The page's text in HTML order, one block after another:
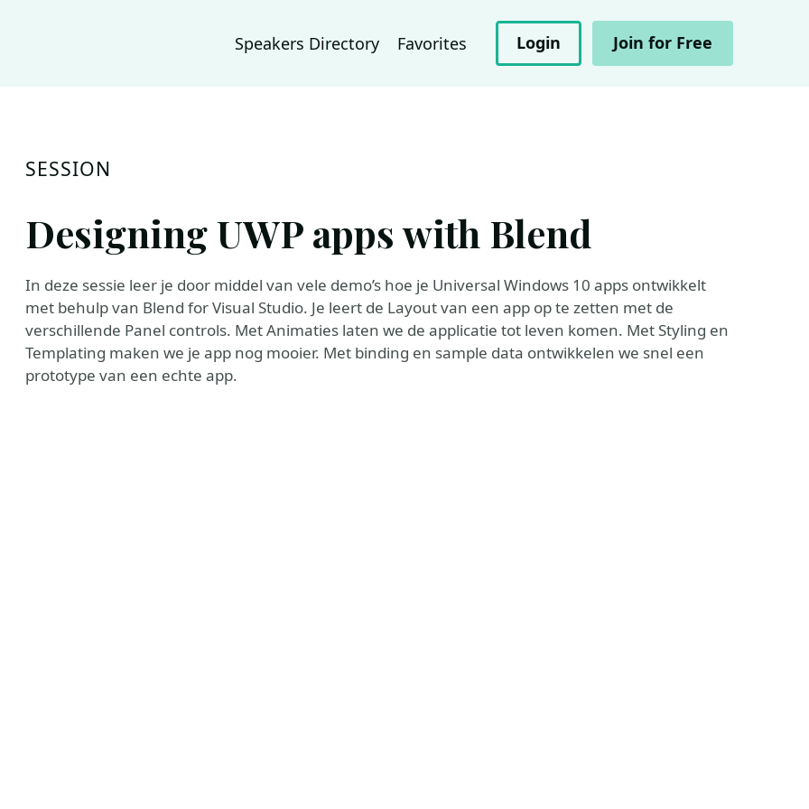
Speakers Directory Favorites Login Join for Free
SESSION
Designing UWP apps with Blend
In deze sessie leer je door middel van vele demo’s hoe je Universal Windows 10 apps ontwikkelt
met behulp van Blend for Visual Studio. Je leert de Layout van een app op te zetten met de
verschillende Panel controls. Met Animaties laten we de applicatie tot leven komen. Met Styling en
Templating maken we je app nog mooier. Met binding en sample data ontwikkelen we snel een
prototype van een echte app.
MVP